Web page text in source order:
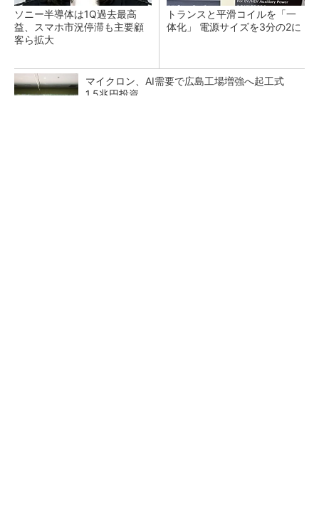
ソニー半導体は1Q過去最高
益、スマホ市況停滞も主要顧
客ら拡大
トランスと平滑コイルを「一
体化」 電源サイズを3分の2に
マイクロン、AI需要で広島工場増強へ起工式
1.5兆円投資